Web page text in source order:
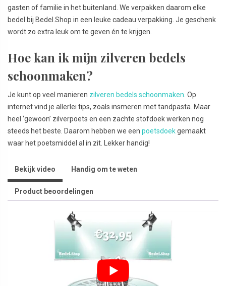
gasten of familie in het buitenland. We verpakken daarom elke
bedel bij Bedel.Shop in een leuke cadeau verpakking. Je geschenk
wordt zo extra leuk om te geven én te krijgen.
Hoe kan ik mijn zilveren bedels
schoonmaken?
Je kunt op veel manieren zilveren bedels schoonmaken . Op
internet vind je allerlei tips, zoals insmeren met tandpasta. Maar
heel ‘gewoon’ zilverpoets en een zachte stofdoek werken nog
steeds het beste. Daarom hebben we een poetsdoekgemaakt
waar het poetsmiddel al in zit. Lekker handig!
Bekijk video Handig om te weten
Product beoordelingen